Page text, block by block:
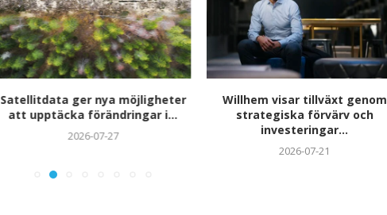
Satellitdata ger nya möjligheter
att upptäcka förändringar i...
2026-07-27
Willhem visar tillväxt genom
strategiska förvärv och
investeringar...
2026-07-21